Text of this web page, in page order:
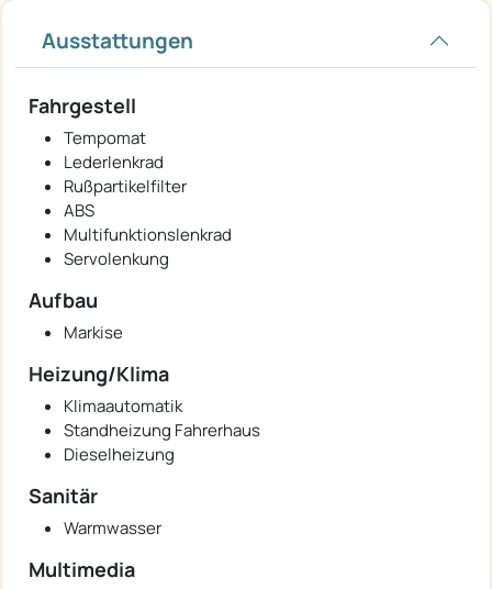
Ausstattungen
Fahrgestell
Tempomat
Lederlenkrad
Rußpartikelfilter
ABS
Multifunktionslenkrad
Servolenkung
Aufbau
Markise
Heizung/Klima
Klimaautomatik
Standheizung Fahrerhaus
Dieselheizung
Sanitär
Warmwasser
Multimedia